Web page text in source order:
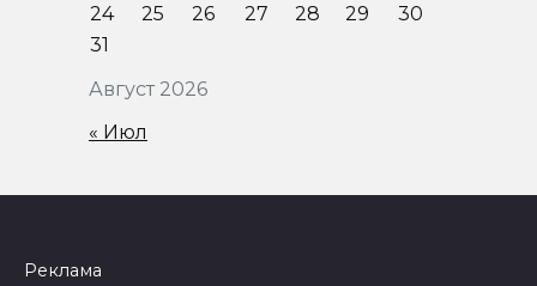
Август 2026
24
25 26 27 28 29
30
31
« Июл
Реклама